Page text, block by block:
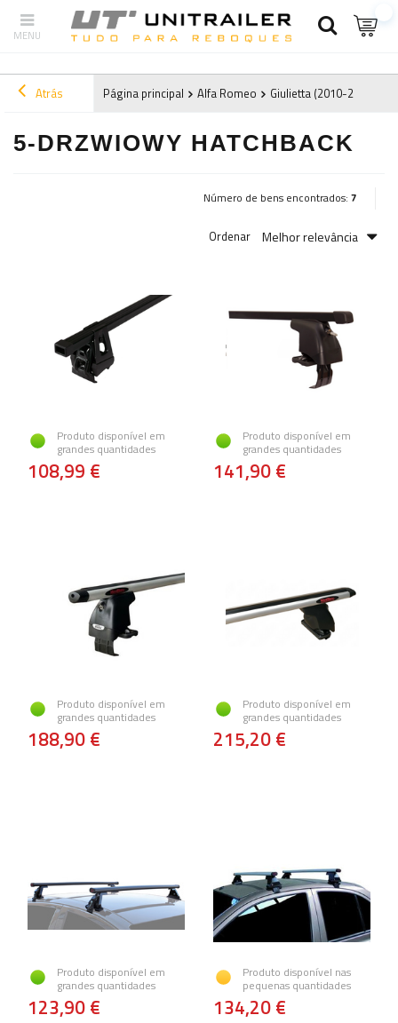
Atrás Página principal Alfa Romeo Giulietta (2010-2020)
5-DRZWIOWY HATCHBACK
Número de bens encontrados: 7
Ordenar Melhor relevância
Produto disponível em
grandes quantidades
108,99 €
Produto disponível em
grandes quantidades
141,90 €
Produto disponível em
grandes quantidades
188,90 €
Produto disponível em
grandes quantidades
215,20 €
Produto disponível em
grandes quantidades
123,90 €
Produto disponível nas
pequenas quantidades
134,20 €